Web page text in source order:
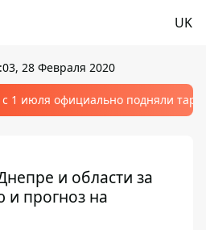
UK
28 Февраля 2020
1 июля официально подняли
и области за
прогноз на